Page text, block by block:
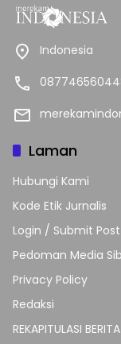
Indonesia
Laman
Hubungi Kami
Kode Etik Jurnalis
Login / Submit Post
Pedoman Media
Privacy Policy
Redaksi
REKAPITULASI